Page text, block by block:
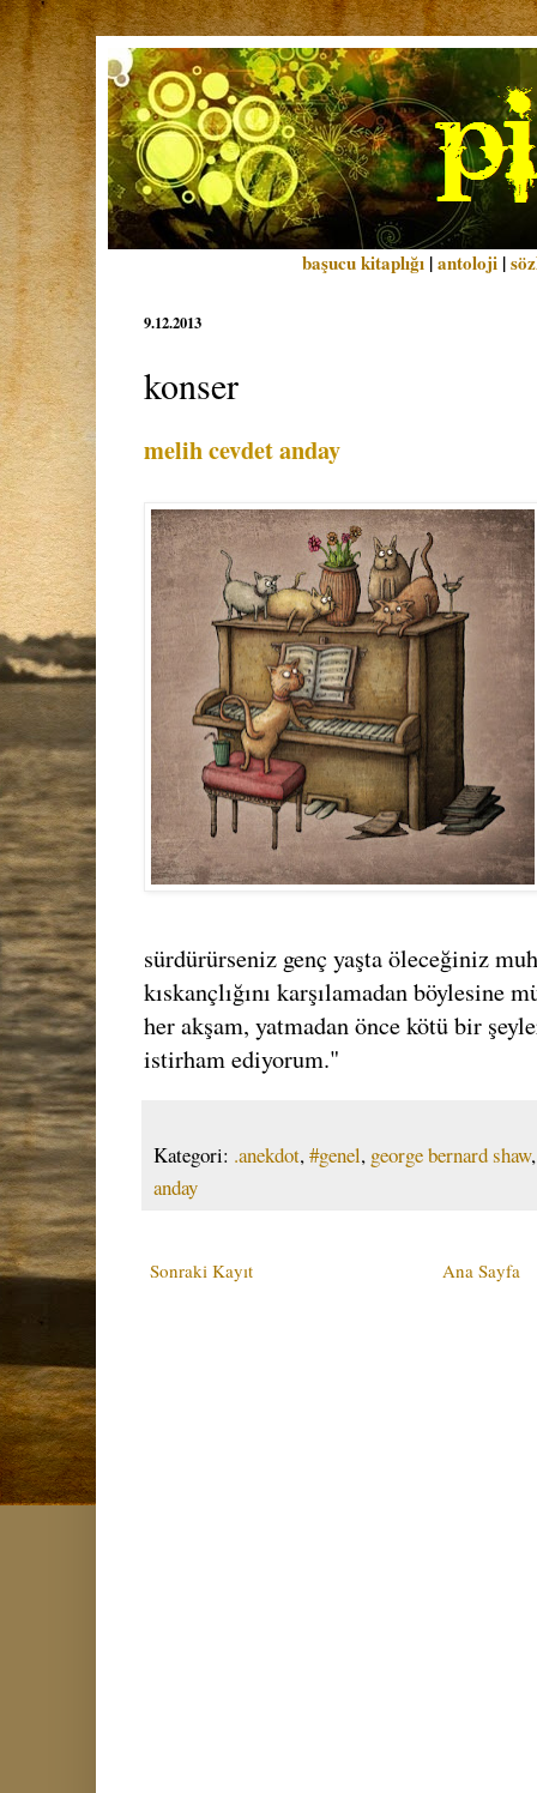
başucu kitaplığı |antoloji |
9.12.2013
konser
melih cevdet anday
sürdürürseniz genç yaşta öleceğiniz
kıskançlığını karşılamadan böylesine
her akşam, yatmadan önce kötü bir
istirham ediyorum."
Kategori: .anekdot,#genel, george bernard shaw
anday
Sonraki Kayıt Ana Sayfa